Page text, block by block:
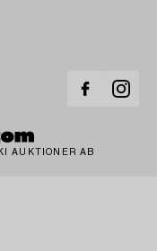
AUKTIONER AB